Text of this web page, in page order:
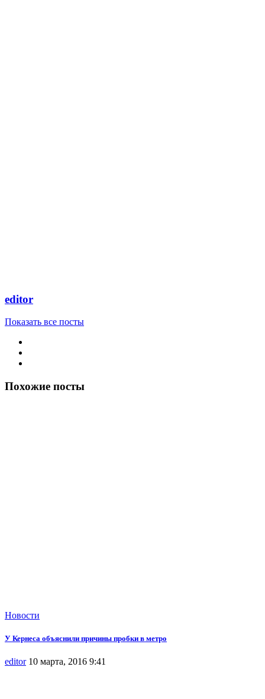
editor
Показать все посты
Похожие посты
Новости
У Кернеса объяснили причины пробки в метро
editor 10 марта, 2016 9:41